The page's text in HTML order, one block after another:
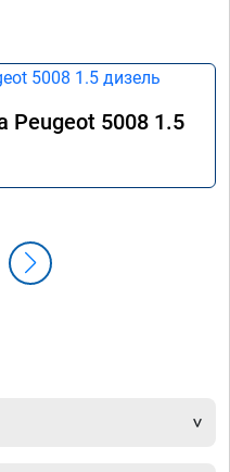
Peugeot 5008 1.5